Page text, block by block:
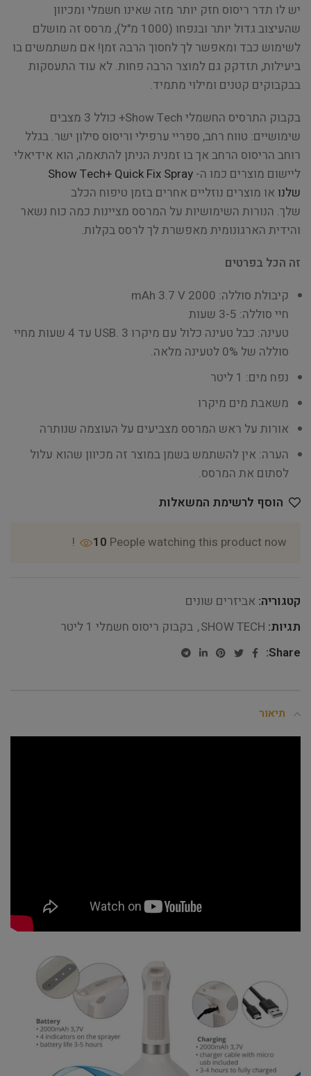
יש לו תדר ריסוס חזק יותר מזה שאינו חשמלי ומכיוון
שהעיצוב גדול יותר ובנפחו (1000 מ"ל), מרסס זה מושלם
לשימוש כבד ומאפשר לך לחסוך הרבה זמן! אם משתמשים בו
ביעילות, תזדקק גם למוצר הרבה פחות. לא עוד התעסקות
בבקבוקים קטנים ומילוי מתמיד.
בקבוק התרסיס החשמלי Show Tech+ כולל 3 מצבים
שימושיים: טווח רחב, ספריי ערפילי וריסוס סילון ישר. בגלל
רוחב הריסוס הרחב אך בו זמנית הניתן להתאמה, הוא אידיאלי
ליישום מוצרים כמו ה- Show Tech+ Quick Fix Spray
שלנו או מוצרים נוזליים אחרים בזמן טיפוח הכלב
שלך. הנורות השימושיות על המרסס מציינות כמה כוח נשאר
והידית הארגונומית מאפשרת לך לרסס בקלות.
זה הכל בפרטים
קיבולת סוללה: 2000 mAh 3.7 V
חיי סוללה: 3-5 שעות
טעינה: כבל טעינה כלול עם מיקרו USB. 3 עד 4 שעות מחיי
סוללה של 0% לטעינה מלאה.
נפח מים: 1 ליטר
משאבת מים מיקרו
אורות על ראש המרסס מצביעים על העוצמה שנותרה
הערה: אין להשתמש בשמן במוצר זה מכיוון שהוא עלול
לסתום את המרסס.
הוסף לרשימת המשאלות
10 People watching this product now!
קטגוריה: אביזרים שונים
תגיות: SHOW TECH
, בקבוק ריסוס חשמלי 1 ליטר
Share:
תיאור